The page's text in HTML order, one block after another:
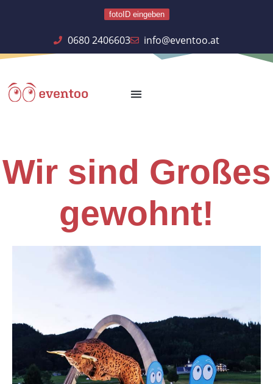
fotoID eingeben
0680 2406603 info@eventoo.at
Wir sind Großes
gewohnt!